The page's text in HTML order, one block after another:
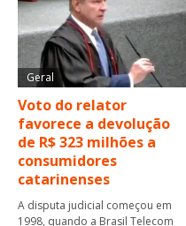
Geral
Voto do relator
favorece a devolução
de R$ 323 milhões a
consumidores
catarinenses
A disputa judicial começou em
1998, quando a Brasil Telecom